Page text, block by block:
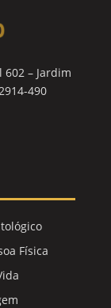
– Jardim
490
Física